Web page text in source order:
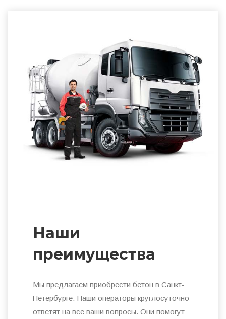
Наши
преимущества
Мы предлагаем приобрести бетон в Санкт-
Петербурге. Наши операторы круглосуточно
ответят на все ваши вопросы. Они помогут